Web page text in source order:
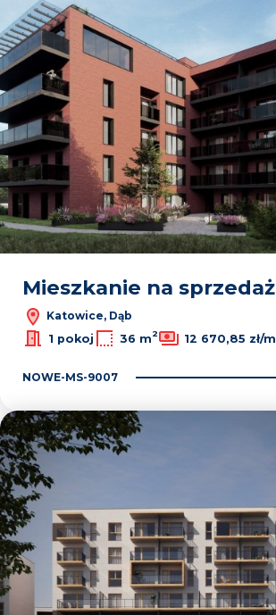
Mieszkanie na sprzedaż
Katowice, Dąb
1 pokoj
36 m2 12 670,85 zł/m
NOWE-MS-9007